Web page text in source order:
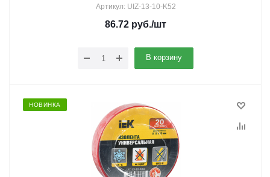
Артикул: UIZ-13-10-K52
86.72 руб./шт
В корзину
НОВИНКА